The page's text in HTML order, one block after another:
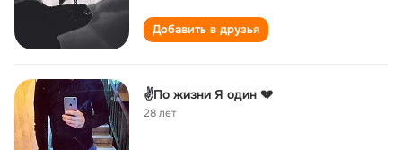
Добавить в друзья
✌️По жизни Я один 💔
28 лет